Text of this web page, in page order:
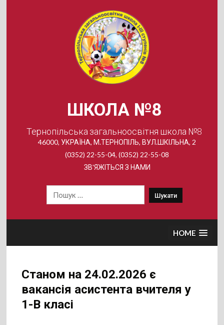
ШКОЛА №8
Тернопільська загальноосвітня школа №8
46000, УКРАЇНА, М.ТЕРНОПІЛЬ, ВУЛ.ШКІЛЬНА, 2
(0352) 22-55-04, (0352) 22-55-08
ЗВ'ЯЖІТЬСЯ З НАМИ
HOME
Станом на 24.02.2026 є
вакансія асистента вчителя у
1-В класі